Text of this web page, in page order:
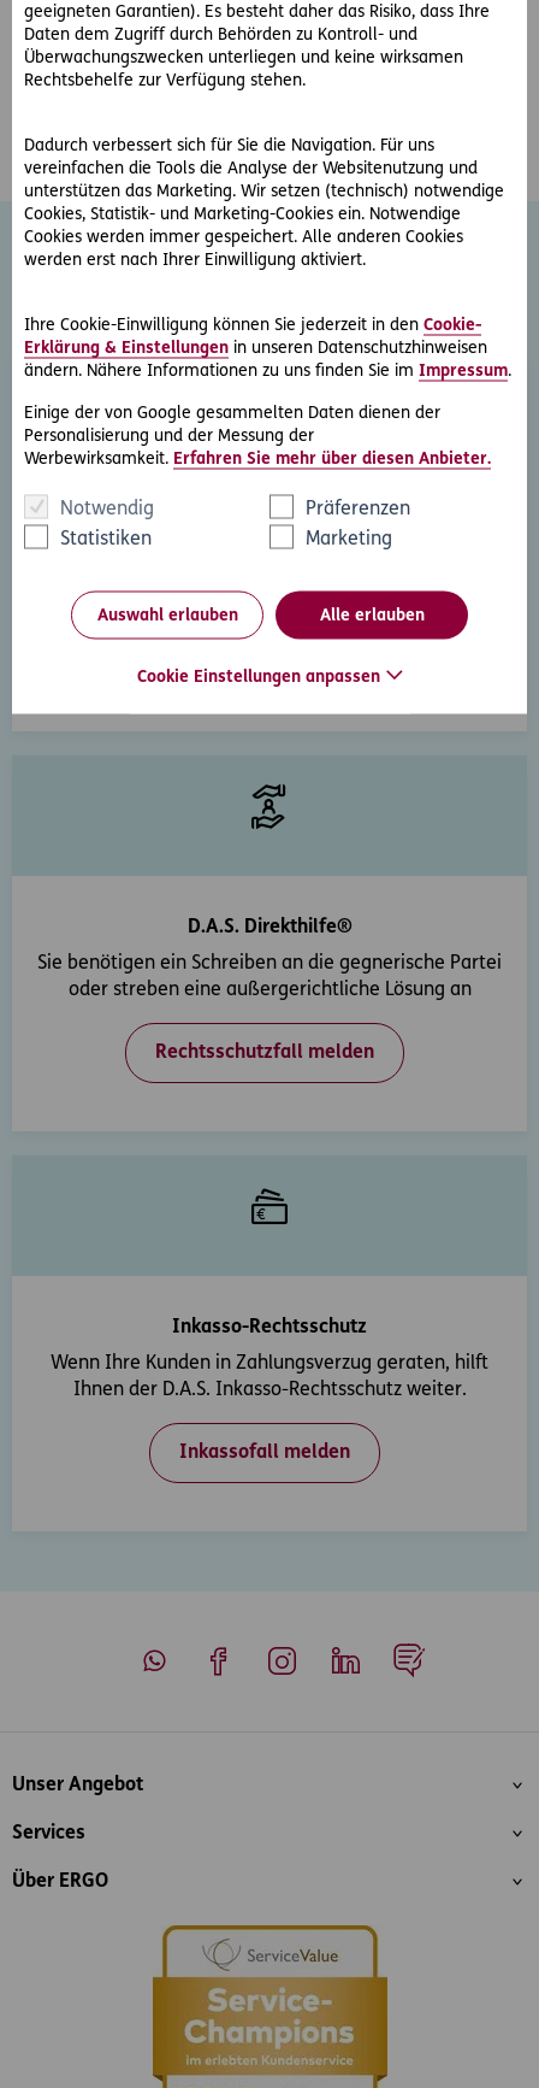
geeigneten Garantien). Es besteht daher das Risiko, dass Ihre
Daten dem Zugriff durch Behörden zu Kontroll- und
Überwachungszwecken unterliegen und keine wirksamen
Rechtsbehelfe zur Verfügung stehen.
Dadurch verbessert sich für Sie die Navigation. Für uns
vereinfachen die Tools die Analyse der Websitenutzung und
unterstützen das Marketing. Wir setzen (technisch) notwendige
Cookies, Statistik- und Marketing-Cookies ein. Notwendige
Cookies werden immer gespeichert. Alle anderen Cookies
werden erst nach Ihrer Einwilligung aktiviert.
Ihre Cookie-Einwilligung können Sie jederzeit in den Cookie-
Erklärung & Einstellungen in unseren Datenschutzhinweisen
ändern. Nähere Informationen zu uns finden Sie im Impressum.
Einige der von Google gesammelten Daten dienen der
Personalisierung und der Messung der
Werbewirksamkeit. Erfahren Sie mehr über diesen Anbieter.
Notwendig
Präferenzen
Statistiken
Marketing
Auswahl erlauben Alle erlauben
Cookie Einstellungen anpassen
Öffnungszeiten:
montags bis donnerstags 08:00 Uhr bis 17:00 Uhr
freitags 08:00 Uhr bis 12:00 Uhr
Serviceleistungen
Rechtsberatung
beantworten diese gerne und schnell.
D.A.S. Direkthilfe®
Sie benötigen ein Schreiben an die gegnerische Partei
oder streben eine außergerichtliche Lösung an
Rechtsschutzfall melden
Inkasso-Rechtsschutz
Wenn Ihre Kunden in Zahlungsverzug geraten, hilft
Ihnen der D.A.S. Inkasso-Rechtsschutz weiter.
Inkassofall melden
Inhaltsübersicht
Unser Angebot
Services
Über ERGO